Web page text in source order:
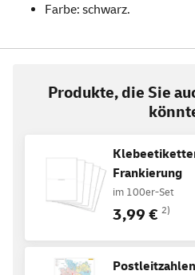
Farbe: schwarz.
Produkte, die Sie
Frankierung
im 100er-Set
3,99 € 2)